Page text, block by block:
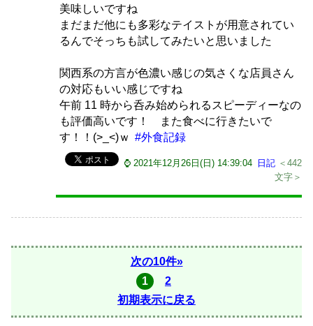
美味しいですね
まだまだ他にも多彩なテイストが用意されてい
るんでそっちも試してみたいと思いました
関西系の方言が色濃い感じの気さくな店員さん
の対応もいい感じですね
午前 11 時から呑み始められるスピーディーなの
も評価高いです！ また食べに行きたいで
す！！(>_<)ｗ #外食記録
⌚ 2021年12月26日(日) 14:39:04 日記 ＜442
文字＞
次の10件»
1
2
初期表示に戻る